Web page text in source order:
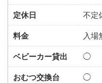
定休日
不定
料金
入場
ベビーカー貸出
◯
おむつ交換台
◯